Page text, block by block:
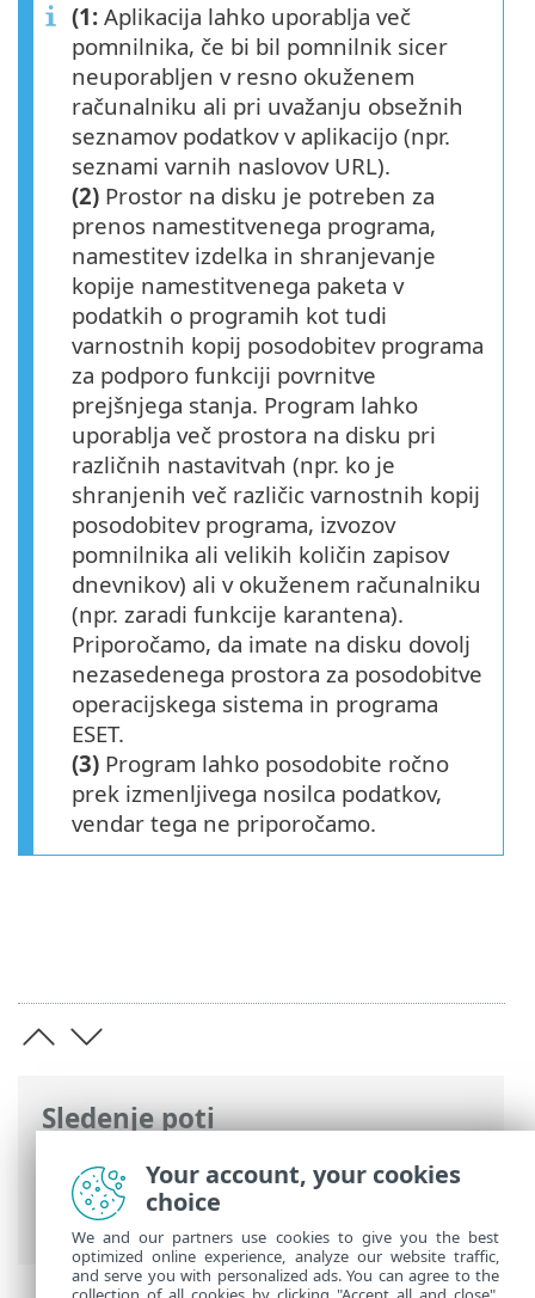
Sledenje poti
Spletna pomoč družbe ESET>ESET
Endpoint Antivirus
Specifikacije >
Sistemske zahteve
(1: Aplikacija lahko uporablja več
pomnilnika, če bi bil pomnilnik sicer
neuporabljen v resno okuženem
računalniku ali pri uvažanju obsežnih
seznamov podatkov v aplikacijo (npr.
seznami varnih naslovov URL).
(2) Prostor na disku je potreben za
prenos namestitvenega programa,
namestitev izdelka in shranjevanje
kopije namestitvenega paketa v
podatkih o programih kot tudi
varnostnih kopij posodobitev programa
za podporo funkciji povrnitve
prejšnjega stanja. Program lahko
uporablja več prostora na disku pri
različnih nastavitvah (npr. ko je
shranjenih več različic varnostnih kopij
posodobitev programa, izvozov
pomnilnika ali velikih količin zapisov
dnevnikov) ali v okuženem računalniku
(npr. zaradi funkcije karantena).
Priporočamo, da imate na disku dovolj
nezasedenega prostora za posodobitve
operacijskega sistema in programa
ESET.
(3) Program lahko posodobite ročno
prek izmenljivega nosilca podatkov,
vendar tega ne priporočamo.
Your account, your cookies
choice
We and our partners use cookies to give you the best
optimized online experience, analyze our website traffic,
and serve you with personalized ads. You can agree to the